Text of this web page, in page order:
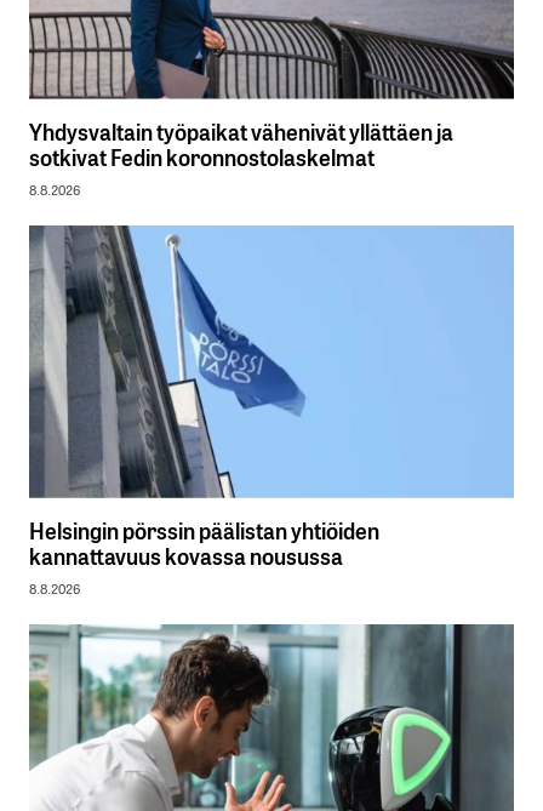
Yhdysvaltain työpaikat vähenivät yllättäen ja
sotkivat Fedin koronnostolaskelmat
8.8.2026
Helsingin pörssin päälistan yhtiöiden
kannattavuus kovassa nousussa
8.8.2026